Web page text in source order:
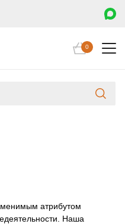
0
атрибутом
Наша